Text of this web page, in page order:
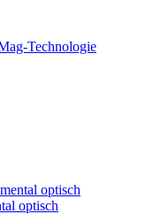
Technologie
optisch
optisch